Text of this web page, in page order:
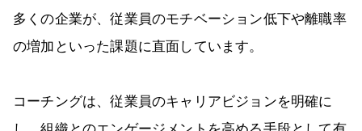
多くの企業が、従業員のモチベーション低下や離職率
の増加といった課題に直面しています。
コーチングは、従業員のキャリアビジョンを明確に